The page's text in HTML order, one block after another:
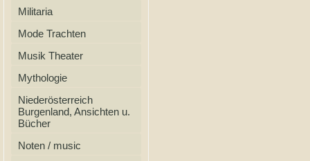
Militaria
Mode Trachten
Musik Theater
Mythologie
Niederösterreich
Burgenland, Ansichten u.
Bücher
Noten / music